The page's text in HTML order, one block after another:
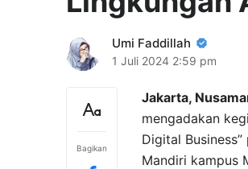
Umi Faddillah
1 Juli 2024 2:59 pm
Bagikan
Jakarta,
mengadakan
Digital
Mandiri kampus